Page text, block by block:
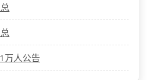
万人公告